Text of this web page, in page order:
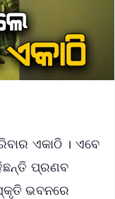
ଏକାଠି । ଏବେ
ପ୍ରଣବ
ଭବନରେ